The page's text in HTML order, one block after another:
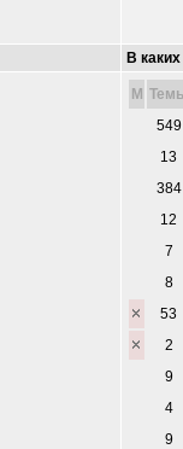
В
M
549
13
384
12
7
8
53
2
9
4
9